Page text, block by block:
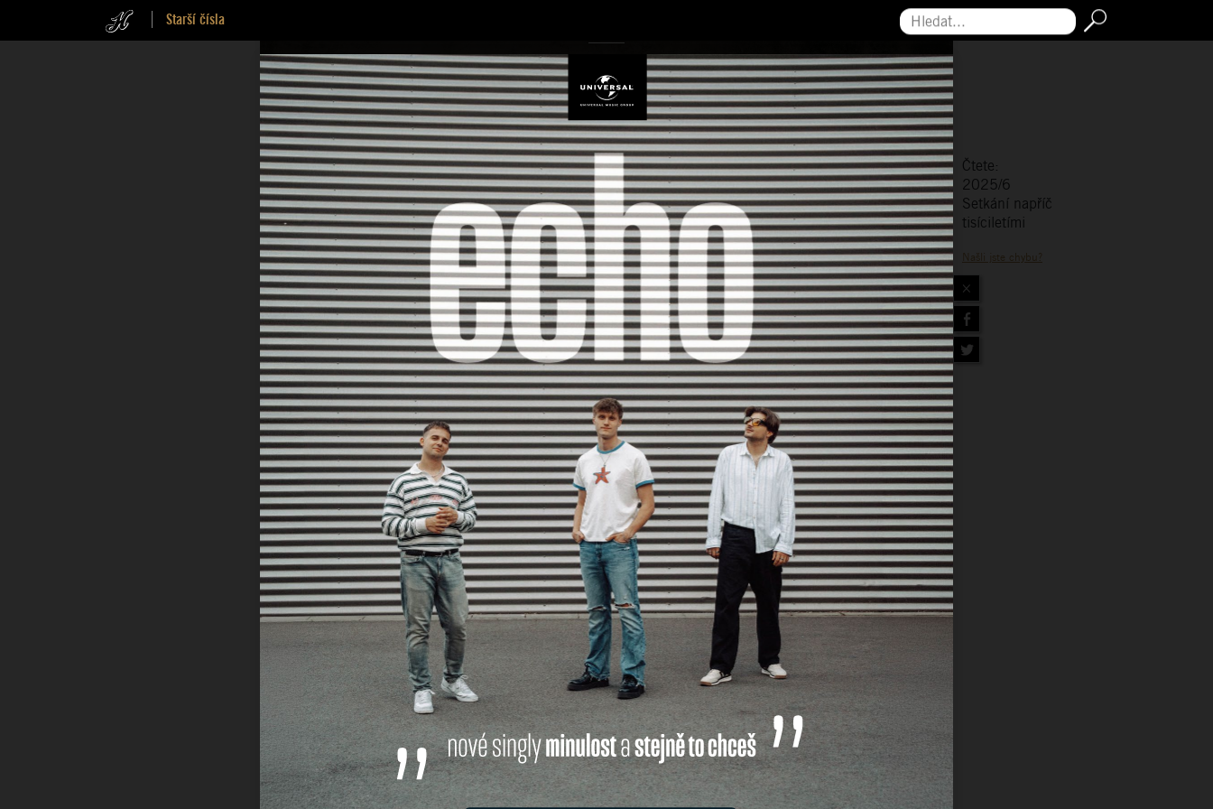
Starší čísla
Hledat...
Čtete:
2025/6
Setkání napříč
tisíciletími
Našli jste chybu?
×